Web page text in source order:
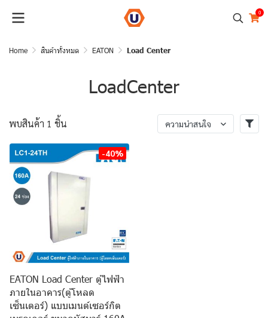
0
Home สินค้าทั้งหมด EATON Load Center
LoadCenter
พบสินค้า 1 ชิ้น ความน่าสนใจ
-40%
EATON Load Center ตู้ไฟฟ้า
ภายในอาคาร(ตู้โหลด
เซ็นเตอร์) แบบเมนต์เซอร์กิต